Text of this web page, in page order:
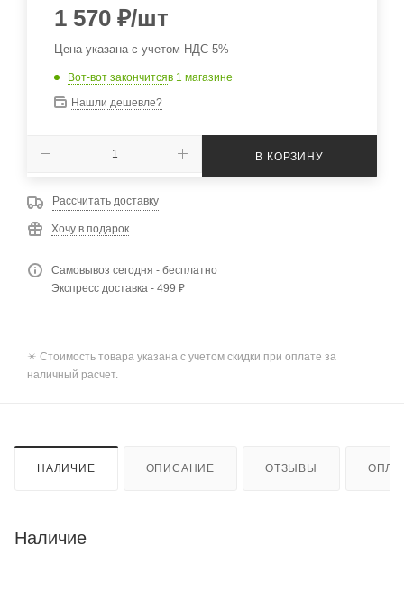
1 570 ₽/шт
Цена указана с учетом НДС 5%
Вот-вот закончитсяв 1 магазине
Нашли дешевле?
В КОРЗИНУ
Рассчитать доставку
Хочу в подарок
Самовывоз сегодня - бесплатно
Экспресс доставка - 499 ₽
✴️ Стоимость товара указана с учетом скидки при оплате за
наличный расчет.
НАЛИЧИЕ ОПИСАНИЕ ОТЗЫВЫ
Наличие